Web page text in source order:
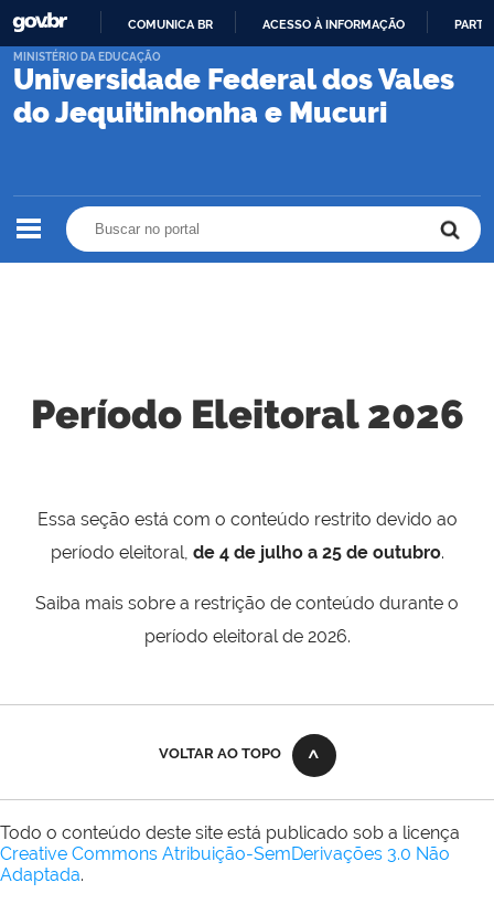
PARA
CONTEÚDO
COMUNICA BR ACESSO À INFORMAÇÃO
Universidade Federal dos Vales
do Jequitinhonha e Mucuri
MINISTÉRIO DA EDUCAÇÃO
Período Eleitoral 2026
Essa seção está com o conteúdo restrito devido ao
período eleitoral, de 4 de julho a 25 de outubro.
Saiba mais sobre a restrição de conteúdo durante o
período eleitoral de 2026.
VOLTAR AO TOPO
Todo o conteúdo deste site está publicado sob a licença
Creative Commons Atribuição-SemDerivações 3.0 Não
Adaptada.